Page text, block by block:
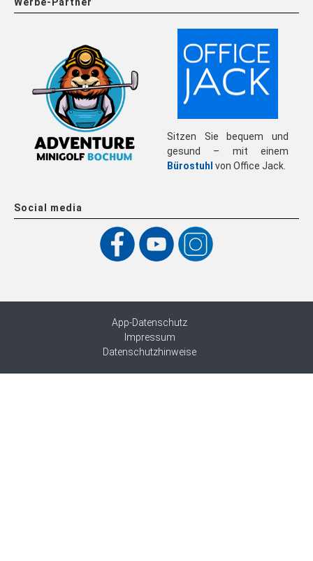
Sitzen Sie bequem und
gesund – mit einem
Bürostuhl von Office Jack.
Social media
App-Datenschutz
Impressum
Datenschutzhinweise